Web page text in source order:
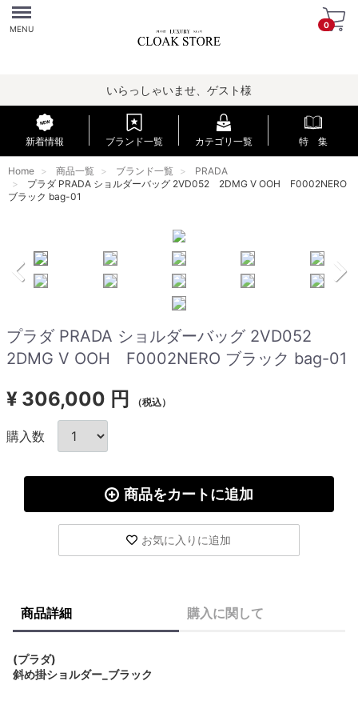
Menu
MENU 0
いらっしゃいませ、ゲスト様
新着情報 ブランド一覧 カテゴリ一覧 特 集
Home 商品一覧 ブランド一覧
PRADA
プラダ PRADA ショルダーバッグ 2VD052 2DMG V OOH F0002NERO
ブラック bag-01
プラダ PRADA ショルダーバッグ 2VD052
2DMG V OOH F0002NERO ブラック bag-01
¥ 306,000 円 （税込）
購入数
商品をカートに追加
お気に入りに追加
商品詳細 購入に関して
(プラダ)
斜め掛ショルダー_ブラック